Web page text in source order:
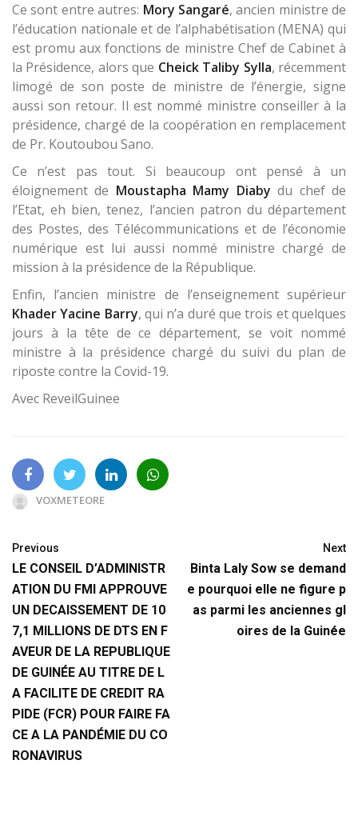
Ce sont entre autres: Mory Sangaré, ancien ministre de
l’éducation nationale et de l’alphabétisation (MENA) qui
est promu aux fonctions de ministre Chef de Cabinet à
la Présidence, alors que Cheick Taliby Sylla, récemment
limogé de son poste de ministre de l’énergie, signe
aussi son retour. Il est nommé ministre conseiller à la
présidence, chargé de la coopération en remplacement
de Pr. Koutoubou Sano.
Ce n’est pas tout. Si beaucoup ont pensé à un
éloignement de Moustapha Mamy Diabydu chef de
l’Etat, eh bien, tenez, l’ancien patron du département
des Postes, des Télécommunications et de l’économie
numérique est lui aussi nommé ministre chargé de
mission à la présidence de la République.
Enfin, l’ancien ministre de l’enseignement supérieur
Khader Yacine Barry, qui n’a duré que trois et quelques
jours à la tête de ce département, se voit nommé
ministre à la présidence chargé du suivi du plan de
riposte contre la Covid-19.
Avec ReveilGuinee
VOXMETEORE
Previous
LE CONSEIL D’ADMINISTR
ATION DU FMI APPROUVE
UN DECAISSEMENT DE 10
7,1 MILLIONS DE DTS EN F
AVEUR DE LA REPUBLIQUE
DE GUINÉE AU TITRE DE L
A FACILITE DE CREDIT RA
PIDE (FCR) POUR FAIRE FA
CE A LA PANDÉMIE DU CO
RONAVIRUS
Next
Binta Laly Sow se demand
e pourquoi elle ne figure p
as parmi les anciennes gl
oires de la Guinée